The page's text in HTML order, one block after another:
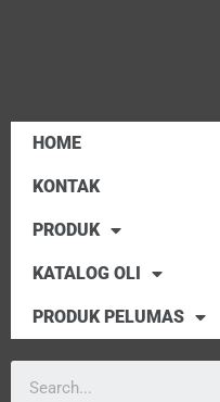
HOME
KONTAK
PRODUK
KATALOG OLI
PRODUK PELUMAS